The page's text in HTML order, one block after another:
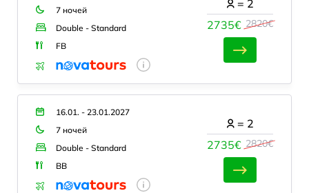
7 ночей
Double - Standard
FB
2735€ 2820€
= 2
16.01. - 23.01.2027
7 ночей
Double - Standard
BB
2735€ 2820€
= 2